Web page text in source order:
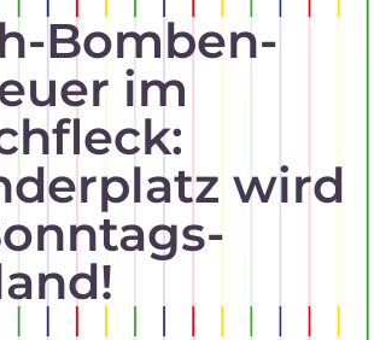
Bomben-
im
wird